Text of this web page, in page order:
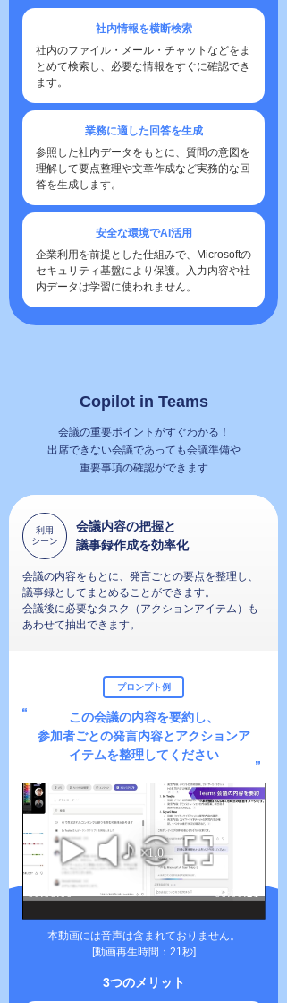
社内情報を横断検索
社内のファイル・メール・チャットなどをま
とめて検索し、必要な情報をすぐに確認でき
ます。
業務に適した回答を生成
参照した社内データをもとに、質問の意図を
理解して要点整理や文章作成など実務的な回
答を生成します。
安全な環境でAI活用
企業利用を前提とした仕組みで、Microsoftの
セキュリティ基盤により保護。入力内容や社
内データは学習に使われません。
Copilot in Teams
会議の重要ポイントがすぐわかる！
出席できない会議であっても会議準備や
重要事項の確認ができます
利用
シーン
会議内容の把握と
議事録作成を効率化
会議の内容をもとに、発言ごとの要点を整理し、
議事録としてまとめることができます。
会議後に必要なタスク（アクションアイテム）も
あわせて抽出できます。
プロンプト例
この会議の内容を要約し、
参加者ごとの発言内容とアクションア
イテムを整理してください
本動画には音声は含まれておりません。
[動画再生時間：21秒]
3つのメリット